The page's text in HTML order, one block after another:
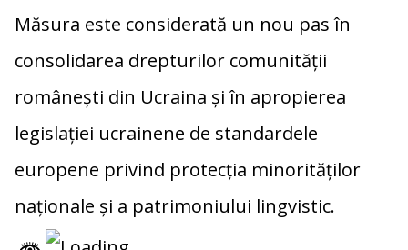
Măsura este considerată un nou pas în
consolidarea drepturilor comunității
românești din Ucraina și în apropierea
legislației ucrainene de standardele
europene privind protecția minorităților
naționale și a patrimoniului lingvistic.